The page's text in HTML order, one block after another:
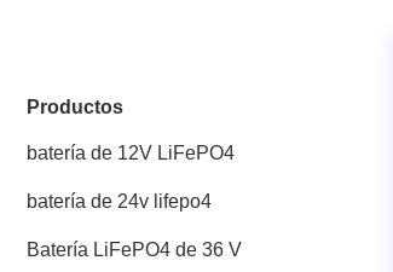
Productos
batería de 12V LiFePO4
batería de 24v lifepo4
Batería LiFePO4 de 36 V